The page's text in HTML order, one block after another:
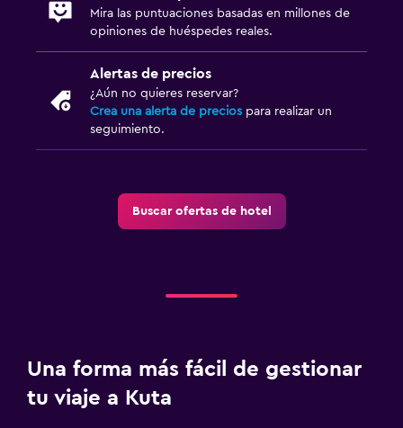
Mira las puntuaciones basadas en millones de
opiniones de huéspedes reales.
Alertas de precios
¿Aún no quieres reservar?
Crea una alerta de precios para realizar un
seguimiento.
Buscar ofertas de hotel
Una forma más fácil de gestionar
tu viaje a Kuta